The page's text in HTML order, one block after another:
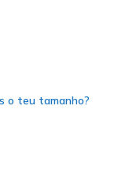
o teu tamanho?